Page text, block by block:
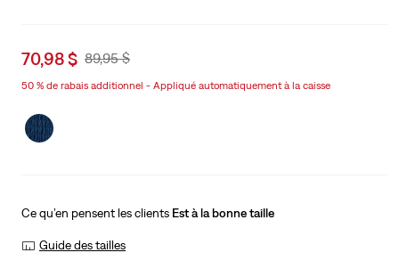
Sale
is
70,98 $ Original
89,95 $
50 % de rabais additionnel - Appliqué automatiquement à la caisse
Ce qu’en pensent les clients Est à la bonne taille
Guide des tailles